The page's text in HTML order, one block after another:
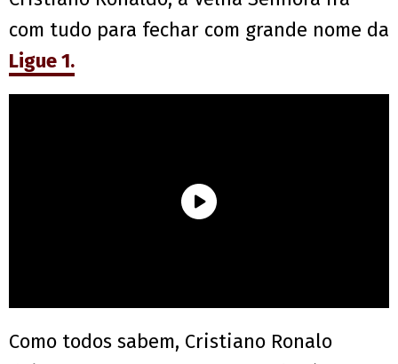
com tudo para fechar com grande nome da
Ligue 1.
Como todos sabem, Cristiano Ronalo